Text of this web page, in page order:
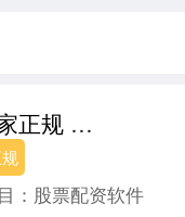
股票配资哪家正规 珠海股票配资：助力投资者撬动财富杠杆
： 股票配资软件